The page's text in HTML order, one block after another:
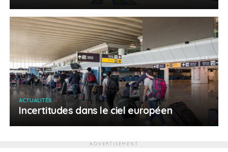
ACTUALITÉS
Incertitudes dans le ciel européen
ADVERTISEMENT